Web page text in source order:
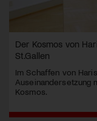
Der Kosmos von
St.Gallen
Im Schaffen von
Auseinandersetzung
Kosmos.